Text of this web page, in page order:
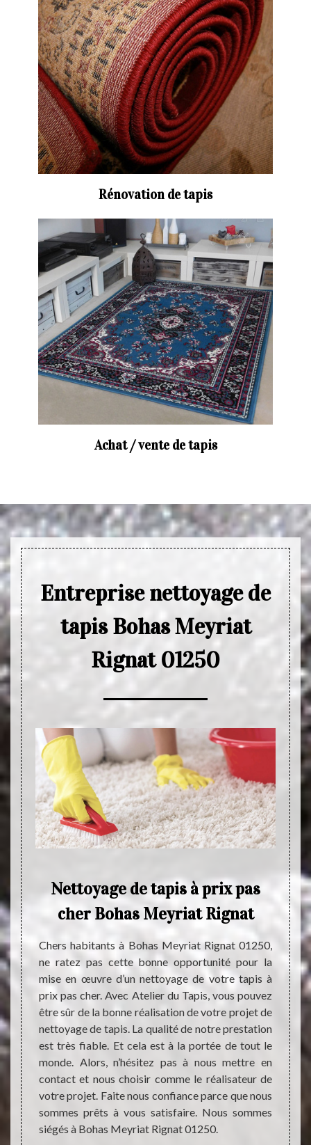
Rénovation de tapis
Achat / vente de tapis
Entreprise nettoyage de
tapis Bohas Meyriat
Rignat 01250
de
En
très
des
des
un
Nettoyage de tapis à prix pas
cher Bohas Meyriat Rignat
Chers habitants à Bohas Meyriat Rignat 01250,
ne ratez pas cette bonne opportunité pour la
mise en œuvre d’un nettoyage de votre tapis à
prix pas cher. Avec Atelier du Tapis, vous pouvez
être sûr de la bonne réalisation de votre projet de
nettoyage de tapis. La qualité de notre prestation
est très fiable. Et cela est à la portée de tout le
monde. Alors, n’hésitez pas à nous mettre en
contact et nous choisir comme le réalisateur de
votre projet. Faite nous confiance parce que nous
sommes prêts à vous satisfaire. Nous sommes
siégés à Bohas Meyriat Rignat 01250.
Les
un
est
cela.
faire